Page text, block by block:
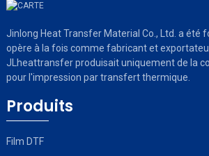
Jinlong Heat Transfer Material Co., Ltd. a été
opère à la fois comme fabricant et
JLheattransfer produisait uniquement de la
pour l'impression par transfert thermique.
Produits
Film DTF